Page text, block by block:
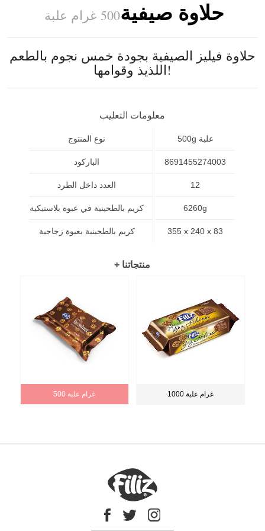
حلاوة صيفية500 غرام علبة
حلاوة فيليز الصيفية بجودة خمس نجوم بالطعم
اللذيذ وقوامها!
معلومات التعليب
نوع المنتوج
الباركود
العدد داخل الطرد
كريم بالطحينية في عبوة بلاستيكية
كريم بالطحينية بعبوة زجاجية
500g علبة
8691455274003
12
6260g
355 x 240 x 83
+ منتجاتنا
500 غرام علبة 1000 غرام علبة